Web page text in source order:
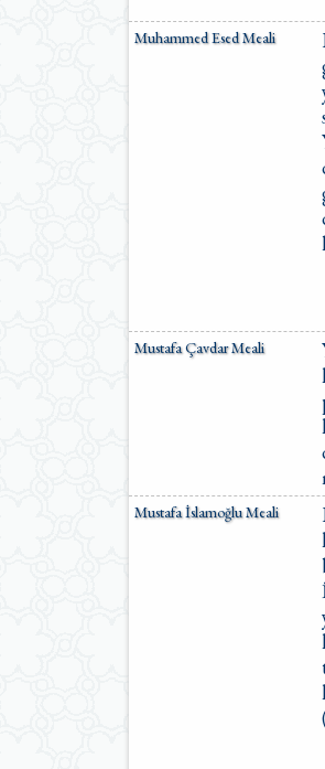
Muhammed Esed Meali
Mustafa Çavdar Meali
Mustafa İslamoğlu Meali